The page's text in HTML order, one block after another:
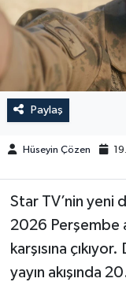
Paylaş
Hüseyin Çözen
Star TV’nin yeni
2026 Perşembe
karşısına
yayın akışında